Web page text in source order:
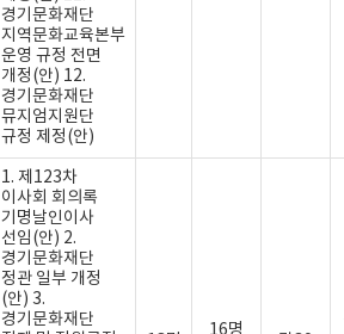
경기문화재단
지역문화교육본부
운영 규정 전면
개정(안) 12.
경기문화재단
뮤지엄지원단
규정 제정(안)
1. 제123차
이사회 회의록
기명날인이사
선임(안) 2.
경기문화재단
정관 일부 개정
(안) 3.
경기문화재단